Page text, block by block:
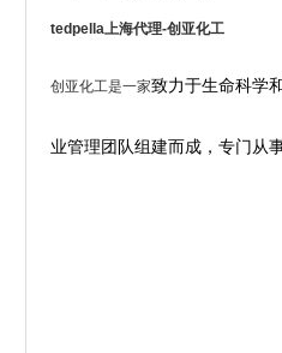
tedpella上海代理-创亚化工
创亚化工是一家致力于生命科学
业管理团队组建而成，专门从